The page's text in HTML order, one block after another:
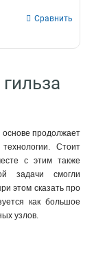
Сравнить
основе продолжает
Стоит
с этим также
задачи смогли
этом сказать про
как большое
узлов.